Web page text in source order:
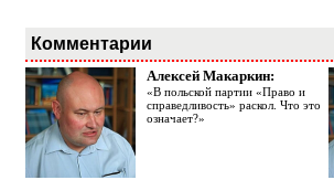
Комментарии
Алексей Макаркин:
«В польской партии «Право и
справедливость» раскол. Что это
означает?»